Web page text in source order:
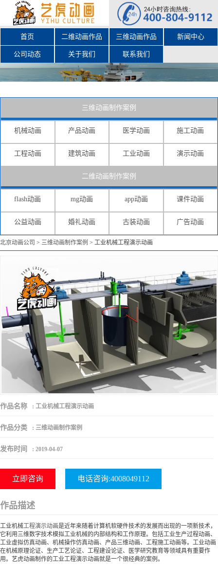
首页 二维动画作品 三维动画作品 新闻中心
公司动态 关于我们 联系我们
三维动画制作案例
机械动画 产品动画 医学动画 施工动画
工程动画 建筑动画 工业动画 演示动画
二维动画制作案例
flash动画 mg动画 app动画 课件动画
公益动画 婚礼动画 古装动画 广告动画
北京动画公司 > 三维动画制作案例 > 工业机械工程演示动画
作品名称 : 工业机械工程演示动画
作品分类 : 三维动画制作案例
发布时间 : 2019-04-07
立即咨询 电话咨询:4008049112
作品描述
工业机械工程演示动画是近年来随着计算机软硬件技术的发展而出现的一项新技术，
它利用三维数字技术模拟工业机械的内部结构和工作原理。包括工业生产过程动画、
工业虚拟仿真动画、机械操作仿真动画、产品三维动画、工程施工动画等。工业动画
在机械原理论证、生产工艺论证、工程建设论证、医学研究教育等领域具有重要作
用。艺虎动画制作的工业工程演示动画就是一个很经典的案例。